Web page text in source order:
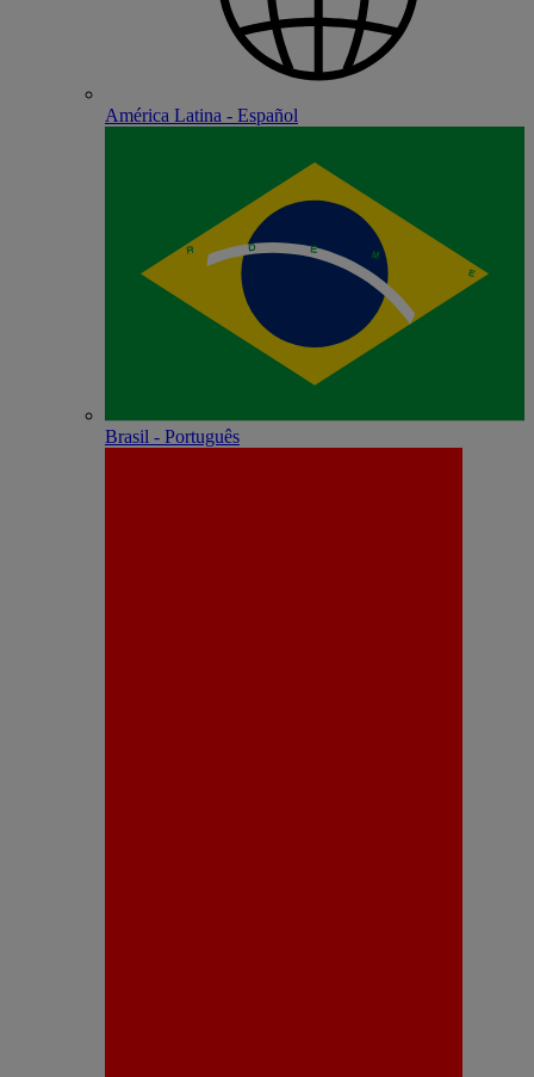
América Latina - Español
Brasil - Português